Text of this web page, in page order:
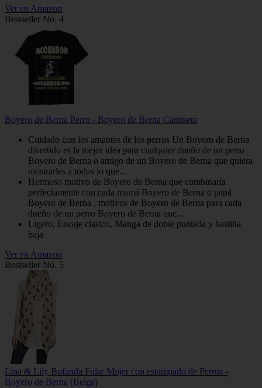
Ver en Amazon
Bestseller No. 4
Boyero de Berna Perro - Boyero de Berna Camiseta
Cuidado con los amantes de los perros Un Boyero de Berna
divertido es la mejor idea para cualquier dueño de un perro
Boyero de Berna o amigo de un Boyero de Berna que quiera
mostrarles a todos lo que...
Hermoso motivo de Boyero de Berna que combinaría
perfectamente con cada mamá Boyero de Berna o papá
Boyero de Berna , motivos de Boyero de Berna para cada
dueño de un perro Boyero de Berna que...
Ligero, Encaje clasico, Manga de doble puntada y bastilla
baja
Ver en Amazon
Bestseller No. 5
Lina & Lily Bufanda Fular Mujer con estampado de Perros -
Boyero de Berna (Beige)